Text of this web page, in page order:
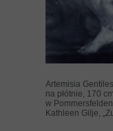
Artemisia
na płótnie, 170
w
Kathleen Gilje,